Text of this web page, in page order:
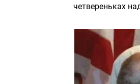
четвереньках